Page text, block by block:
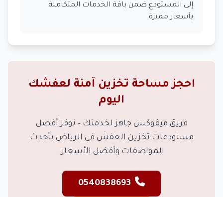
إلى المستودع ضمن باقة الخدمات المتكاملة
بأسعار مميزة.
احجز مساحة تخزين آمنة لعفشك
اليوم
فريق ميفوكس جاهز لخدمتك – نوفر أفضل
مستودعات تخزين العفش في الرياض بأحدث
المواصفات وأفضل الأسعار.
0540838693